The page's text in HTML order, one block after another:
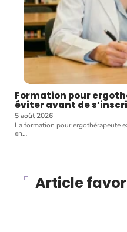
Formation pour
éviter avant de
5 août 2026
La formation pour ergothérapeute
en…
Article